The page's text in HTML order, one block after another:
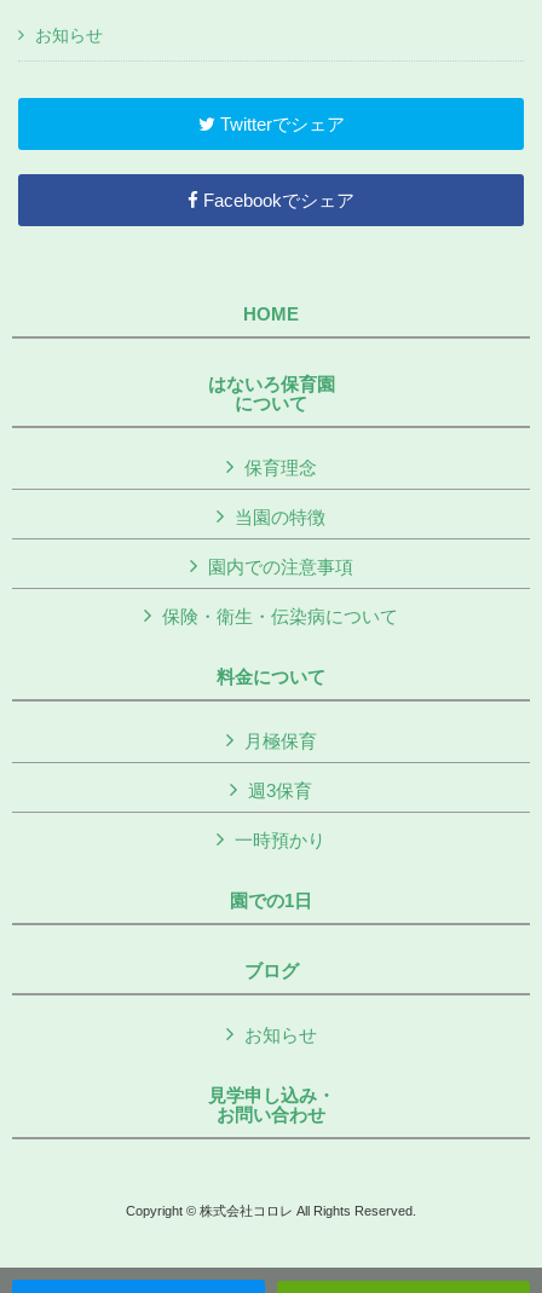
お知らせ
Twitterでシェア
Facebookでシェア
HOME
はないろ保育園
について
保育理念
当園の特徴
園内での注意事項
保険・衛生・伝染病について
料金について
月極保育
週3保育
一時預かり
園での1日
ブログ
お知らせ
見学申し込み・
お問い合わせ
Copyright © 株式会社コロレ All Rights Reserved.